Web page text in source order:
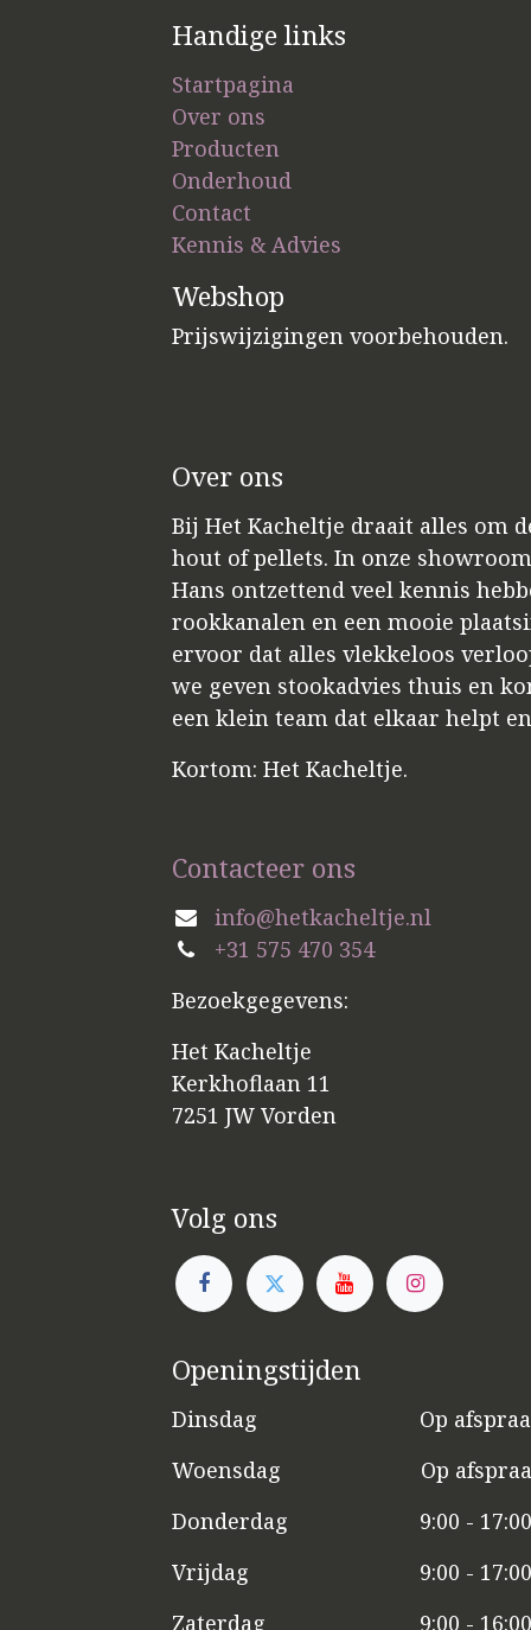
Handige links
Startpagina
Over ons
Producten
Onderhoud
Contact
Kennis & Advies
Webshop
Prijswijzigingen voorbehouden.
Over ons
Bij Het Kacheltje draait alles om
hout of pellets. In onze
Hans ontzettend veel kennis
rookkanalen en een mooie
ervoor dat alles vlekkeloos
we geven stookadvies thuis en
een klein team dat elkaar helpt
Kortom: Het Kacheltje.
Contacteer ons
info@hetkacheltje.nl
+31 575 470 354
Bezoekgegevens:
Het Kacheltje
Kerkhoflaan 11
7251 JW Vorden
Volg ons
Openingstijden
Dinsdag
​​Op
Woensdag
​Op
Donderdag
9:00 -
Vrijdag
​9:00 - 17:00
Zaterdag
​9:00 -